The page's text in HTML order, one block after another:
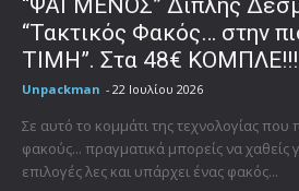
“ΨΑΓΜΕΝΟΣ” Διπλής
“Τακτικός Φακός… στην
ΤΙΜΗ”. Στα 48€
Unpackman - 22 Ιουλίου 2026
Σε αυτό το κομμάτι της τεχνολογίας που
φακούς... πραγματικά μπορείς να χαθείς
επιλογές λες και υπάρχει ένας φακός...